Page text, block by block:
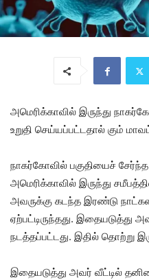
அமெரிக்காவில் இருந்து
உறுதி செய்யப்பட்டதால் கும்
நாகர்கோவில் பகுதியைச்
அமெரிக்காவில் இருந்து
அவருக்கு கடந்த இரண்டு
ஏற்பட்டிருந்தது.
நடத்தப்பட்டது. இதில் தொற்று
இதையடுத்து அவர் வீட்டில்